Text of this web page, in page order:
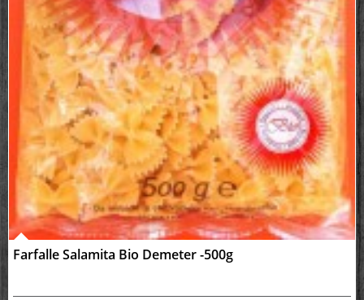
Farfalle Salamita Bio Demeter -500g